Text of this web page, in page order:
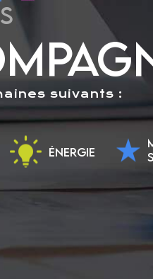
suivants :
ÉNERGIE